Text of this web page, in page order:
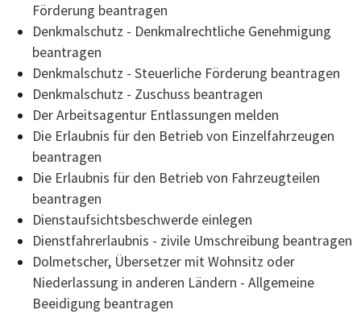
Förderung beantragen
Denkmalschutz - Denkmalrechtliche Genehmigung
beantragen
Denkmalschutz - Steuerliche Förderung beantragen
Denkmalschutz - Zuschuss beantragen
Der Arbeitsagentur Entlassungen melden
Die Erlaubnis für den Betrieb von Einzelfahrzeugen
beantragen
Die Erlaubnis für den Betrieb von Fahrzeugteilen
beantragen
Dienstaufsichtsbeschwerde einlegen
Dienstfahrerlaubnis - zivile Umschreibung beantragen
Dolmetscher, Übersetzer mit Wohnsitz oder
Niederlassung in anderen Ländern - Allgemeine
Beeidigung beantragen